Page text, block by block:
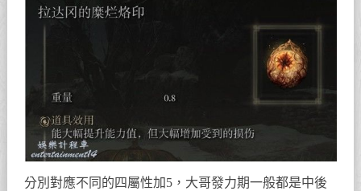
分別對應不同的四屬性加5，大哥發力期一般都是中後